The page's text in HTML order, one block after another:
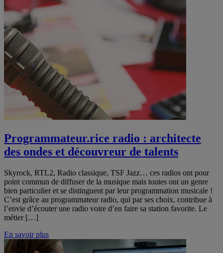
Programmateur.rice radio : architecte
des ondes et découvreur de talents
Skyrock, RTL2, Radio classique, TSF Jazz… ces radios ont pour
point commun de diffuser de la musique mais toutes ont un genre
bien particulier et se distinguent par leur programmation musicale !
C’est grâce au programmateur radio, qui par ses choix, contribue à
l’envie d’écouter une radio voire d’en faire sa station favorite. Le
métier […]
En savoir plus